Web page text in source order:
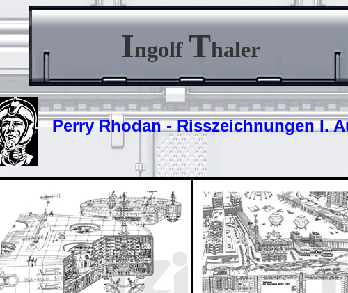
Ingolf Thaler
Perry Rhodan - Risszeichnungen I.